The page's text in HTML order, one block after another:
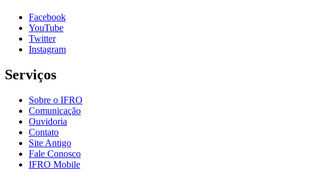
Facebook
YouTube
Twitter
Instagram
Serviços
Sobre o IFRO
Comunicação
Ouvidoria
Contato
Site Antigo
Fale Conosco
IFRO Mobile